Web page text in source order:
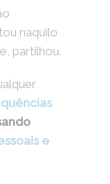
naquilo
partilhou.
e